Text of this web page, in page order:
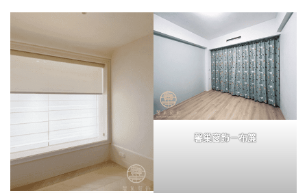
馨巢窗飾－布簾